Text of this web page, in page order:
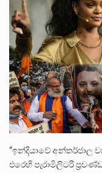
“ඉන්දියාවේ අන්තර්ජාල
එරෙහි පැරාමිලිටරි